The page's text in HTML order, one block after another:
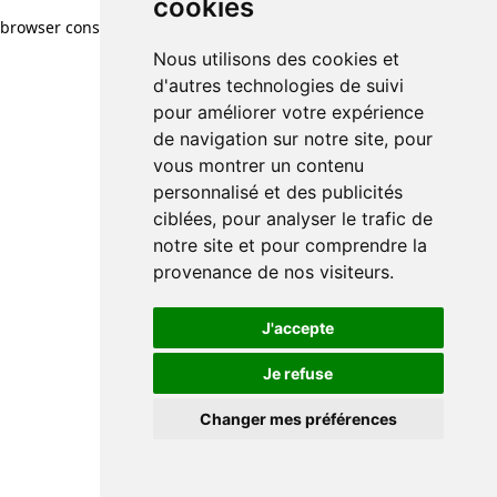
cookies
Nous utilisons des cookies et
d'autres technologies de suivi
pour améliorer votre expérience
de navigation sur notre site, pour
vous montrer un contenu
personnalisé et des publicités
ciblées, pour analyser le trafic de
notre site et pour comprendre la
provenance de nos visiteurs.
J'accepte
Je refuse
Changer mes préférences
browser console for more information)